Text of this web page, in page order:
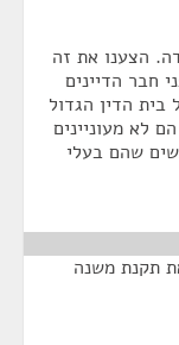
הצענו את זה
חבר הדיינים
בית הדין הגדול
לא מעוניינים
שהם בעלי
האם לא נכון יהיה לבטל בתקנה 5 את תקנת משנה